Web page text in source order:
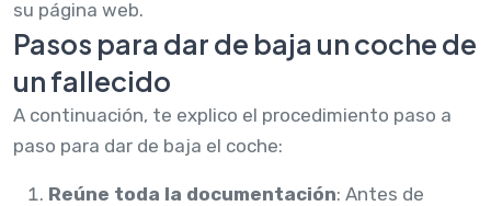
su página web.
Pasos para dar de baja un coche de
un fallecido
A continuación, te explico el procedimiento paso a
paso para dar de baja el coche:
Reúne toda la documentación: Antes de